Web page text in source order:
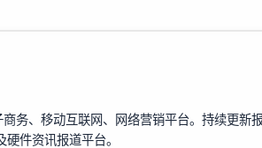
务、移动互联网、网络营销平台。持续更新
件资讯报道平台。